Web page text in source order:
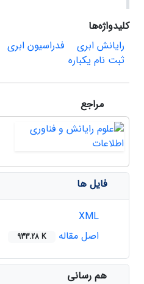
کلیدواژه‌ها
رایانش ابری
فدراسیون ابری
ثبت نام یکباره
مراجع
فایل ها
اصل مقاله
933.28 K
هم رسانی